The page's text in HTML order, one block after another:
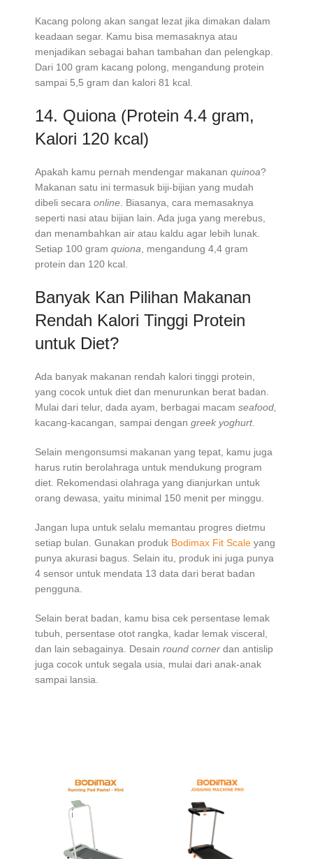
Kacang polong akan sangat lezat jika dimakan dalam
keadaan segar. Kamu bisa memasaknya atau
menjadikan sebagai bahan tambahan dan pelengkap.
Dari 100 gram kacang polong, mengandung protein
sampai 5,5 gram dan kalori 81 kcal.
14. Quiona (Protein 4.4 gram,
Kalori 120 kcal)
Apakah kamu pernah mendengar makanan quinoa?
Makanan satu ini termasuk biji-bijian yang mudah
dibeli secara online. Biasanya, cara memasaknya
seperti nasi atau bijian lain. Ada juga yang merebus,
dan menambahkan air atau kaldu agar lebih lunak.
Setiap 100 gram quiona, mengandung 4,4 gram
protein dan 120 kcal.
Banyak Kan Pilihan Makanan
Rendah Kalori Tinggi Protein
untuk Diet?
Ada banyak makanan rendah kalori tinggi protein,
yang cocok untuk diet dan menurunkan berat badan.
Mulai dari telur, dada ayam, berbagai macam seafood,
kacang-kacangan, sampai dengan greek yoghurt.
Selain mengonsumsi makanan yang tepat, kamu juga
harus rutin berolahraga untuk mendukung program
diet. Rekomendasi olahraga yang dianjurkan untuk
orang dewasa, yaitu minimal 150 menit per minggu.
Jangan lupa untuk selalu memantau progres dietmu
setiap bulan. Gunakan produk Bodimax Fit Scale yang
punya akurasi bagus. Selain itu, produk ini juga punya
4 sensor untuk mendata 13 data dari berat badan
pengguna.
Selain berat badan, kamu bisa cek persentase lemak
tubuh, persentase otot rangka, kadar lemak visceral,
dan lain sebagainya. Desain round corner dan antislip
juga cocok untuk segala usia, mulai dari anak-anak
sampai lansia.